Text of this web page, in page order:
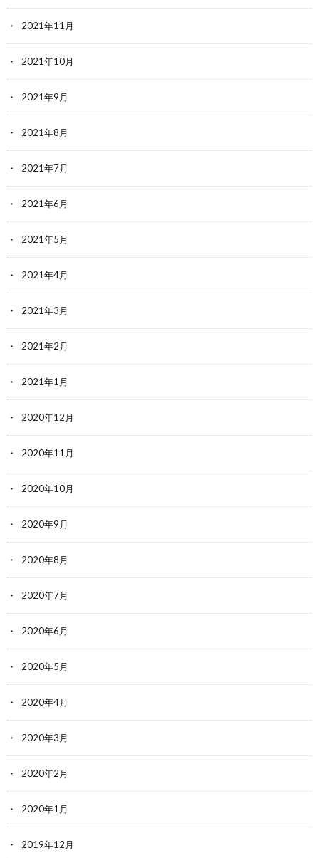
2021年11月
2021年10月
2021年9月
2021年8月
2021年7月
2021年6月
2021年5月
2021年4月
2021年3月
2021年2月
2021年1月
2020年12月
2020年11月
2020年10月
2020年9月
2020年8月
2020年7月
2020年6月
2020年5月
2020年4月
2020年3月
2020年2月
2020年1月
2019年12月